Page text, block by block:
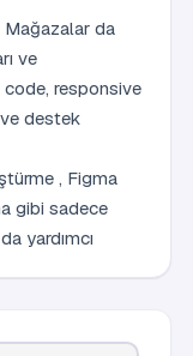
da
ve
responsive
destek
, Figma
gibi sadece
yardımcı